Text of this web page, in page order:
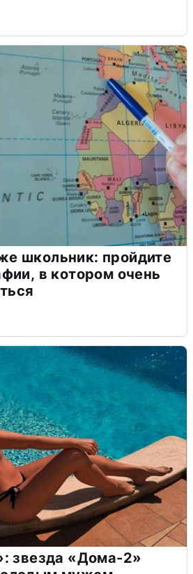
школьник: пройдите
в котором очень
звезда «Дома-2»